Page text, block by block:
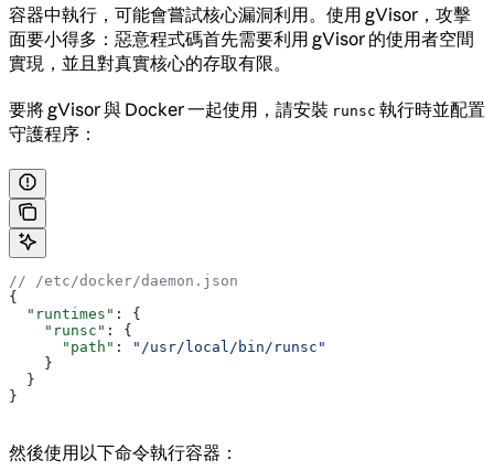
容器中執行，可能會嘗試核心漏洞利用。使用 gVisor，攻擊
面要小得多：惡意程式碼首先需要利用 gVisor 的使用者空間
實現，並且對真實核心的存取有限。
要將 gVisor 與 Docker 一起使用，請安裝 runsc 執行時並配置
守護程序：
// /etc/docker/daemon.json
{
  "runtimes"
: {
    "runsc"
: {
      "path"
:
"/usr/local/bin/runsc"
    }
  }
}
然後使用以下命令執行容器：